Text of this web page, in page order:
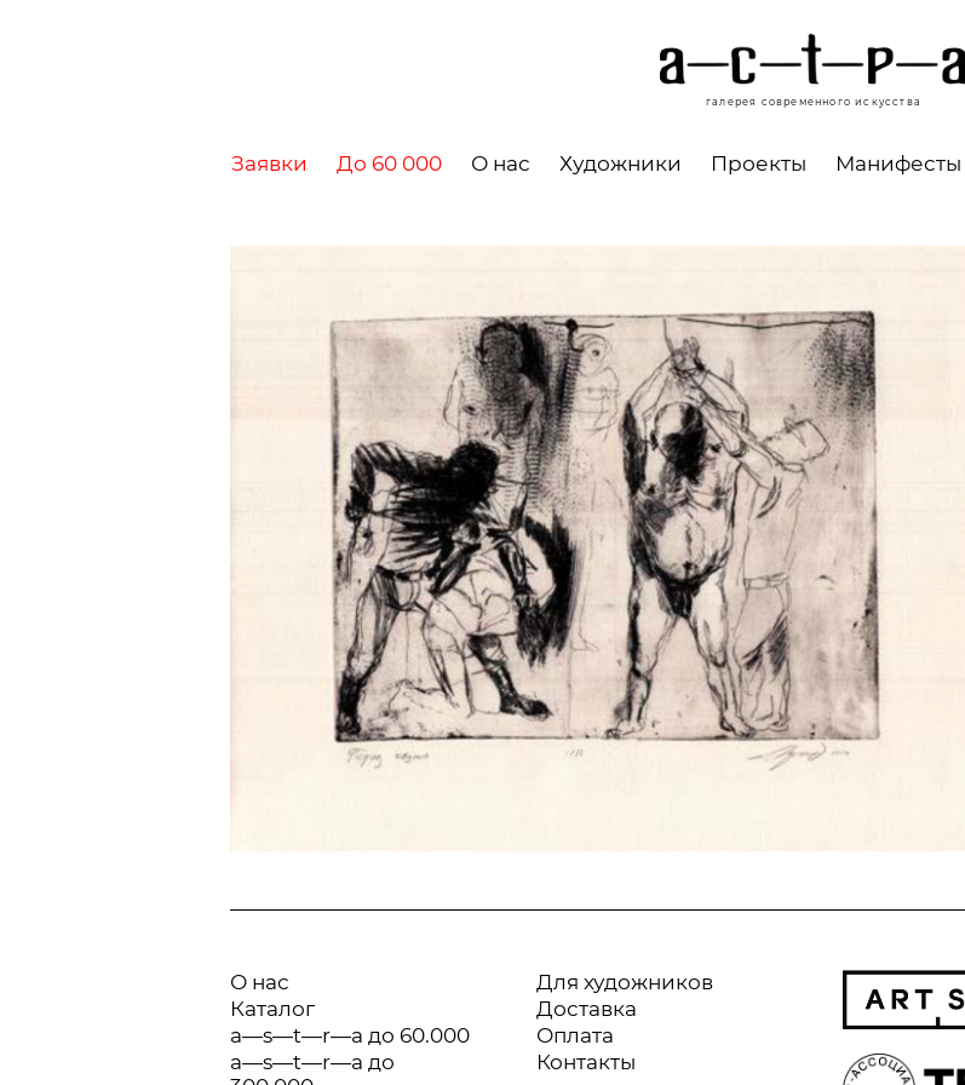
галерея современного искусства
Заявки До 60 000 О нас Художники Проекты Манифесты
О нас
Каталог
a—s—t—r—a до 60.000
a—s—t—r—a до
Для художников
Доставка
Оплата
Контакты